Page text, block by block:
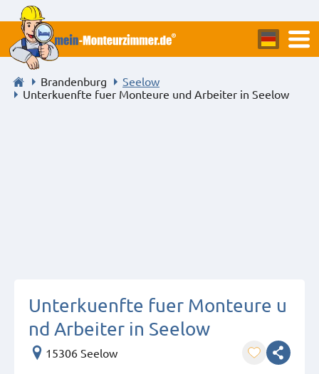
Brandenburg
Seelow
Unterkuenfte fuer Monteure und Arbeiter in Seelow
Unterkuenfte fuer Monteure u
nd Arbeiter in Seelow
15306 Seelow